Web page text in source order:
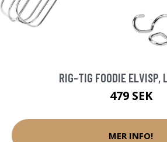
RIG-TIG FOODIE ELVISP,
479 SEK
MER INFO!